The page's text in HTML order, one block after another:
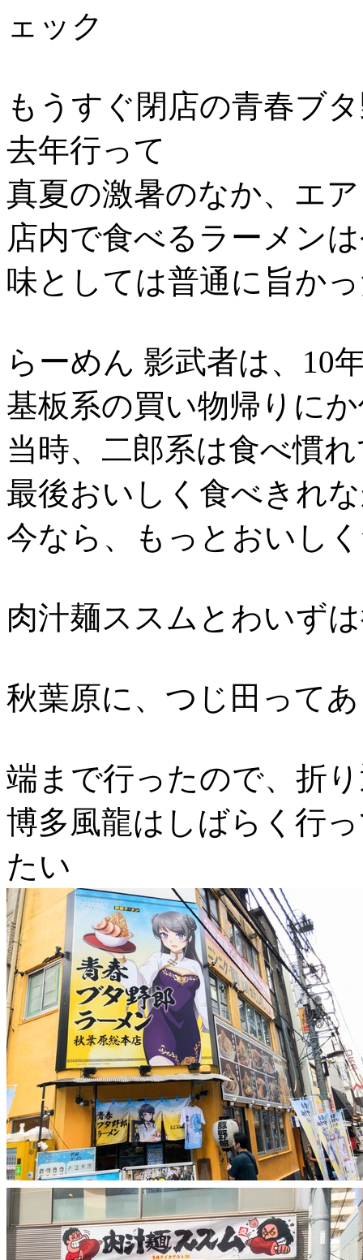
ェック
もうすぐ閉店の青春ブ
去年行って
真夏の激暑のなか、エ
店内で食べるラーメン
味としては普通に旨か
らーめん 影武者は、10
基板系の買い物帰りに
当時、二郎系は食べ慣
最後おいしく食べきれ
今なら、もっとおいし
肉汁麺ススムとわいず
秋葉原に、つじ田って
端まで行ったので、折
博多風龍はしばらく行
たい